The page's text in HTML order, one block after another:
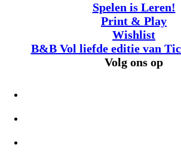
Spelen is Leren!
Print & Play
Wishlist
B&B Vol liefde editie van
Volg ons op